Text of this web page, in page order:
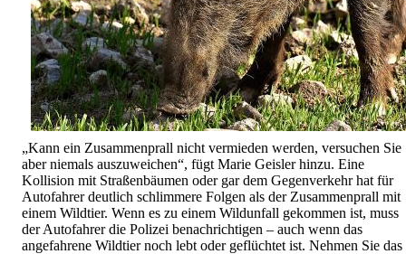
„Kann ein Zusammenprall nicht vermieden werden, versuchen Sie
aber niemals auszuweichen“, fügt Marie Geisler hinzu. Eine
Kollision mit Straßenbäumen oder gar dem Gegenverkehr hat für
Autofahrer deutlich schlimmere Folgen als der Zusammenprall mit
einem Wildtier. Wenn es zu einem Wildunfall gekommen ist, muss
der Autofahrer die Polizei benachrichtigen – auch wenn das
angefahrene Wildtier noch lebt oder geflüchtet ist. Nehmen Sie das